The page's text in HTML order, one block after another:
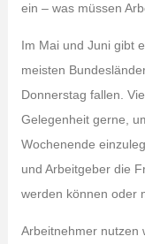
ein – was müssen
Im Mai und Juni gibt
meisten
Donnerstag fallen.
Gelegenheit gerne,
Wochenende
und Arbeitgeber die
werden können oder
Arbeitnehmer nutzen